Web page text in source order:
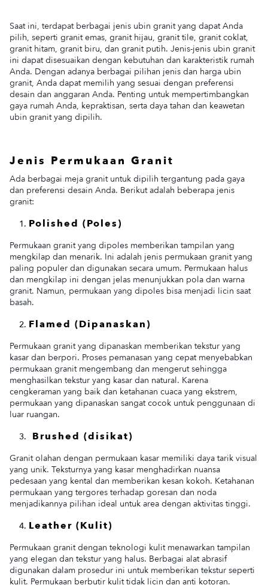
Saat ini, terdapat berbagai jenis ubin granit yang dapat Anda
pilih, seperti granit emas, granit hijau, granit tile, granit coklat,
granit hitam, granit biru, dan granit putih. Jenis-jenis ubin granit
ini dapat disesuaikan dengan kebutuhan dan karakteristik rumah
Anda. Dengan adanya berbagai pilihan jenis dan harga ubin
granit, Anda dapat memilih yang sesuai dengan preferensi
desain dan anggaran Anda. Penting untuk mempertimbangkan
gaya rumah Anda, kepraktisan, serta daya tahan dan keawetan
ubin granit yang dipilih.
Jenis Permukaan Granit
Ada berbagai meja granit untuk dipilih tergantung pada gaya
dan preferensi desain Anda. Berikut adalah beberapa jenis
granit:
Polished (Poles)
Permukaan granit yang dipoles memberikan tampilan yang
mengkilap dan menarik. Ini adalah jenis permukaan granit yang
paling populer dan digunakan secara umum. Permukaan halus
dan mengkilap ini dengan jelas menunjukkan pola dan warna
granit. Namun, permukaan yang dipoles bisa menjadi licin saat
basah.
Flamed (Dipanaskan)
Permukaan granit yang dipanaskan memberikan tekstur yang
kasar dan berpori. Proses pemanasan yang cepat menyebabkan
permukaan granit mengembang dan mengerut sehingga
menghasilkan tekstur yang kasar dan natural. Karena
cengkeraman yang baik dan ketahanan cuaca yang ekstrem,
permukaan yang dipanaskan sangat cocok untuk penggunaan di
luar ruangan.
Brushed (disikat)
Granit olahan dengan permukaan kasar memiliki daya tarik visual
yang unik. Teksturnya yang kasar menghadirkan nuansa
pedesaan yang kental dan memberikan kesan kokoh. Ketahanan
permukaan yang tergores terhadap goresan dan noda
menjadikannya pilihan ideal untuk area dengan aktivitas tinggi.
Leather (Kulit)
Permukaan granit dengan teknologi kulit menawarkan tampilan
yang elegan dan tekstur yang halus. Berbagai alat abrasif
digunakan dalam prosedur ini untuk memberikan tekstur seperti
kulit. Permukaan berbutir kulit tidak licin dan anti kotoran.